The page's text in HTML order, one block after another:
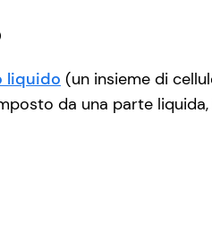
liquido (un insieme di
da una parte